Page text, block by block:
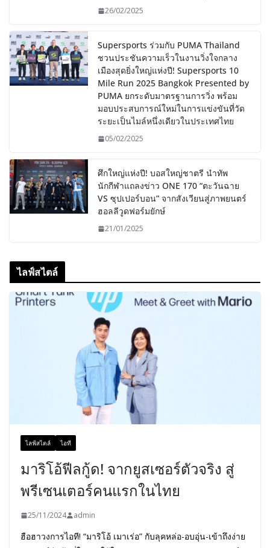
26/02/2025
Supersports ร่วมกับ PUMA Thailand
ชวนประชันความเร็วในงานวิ่งใจกลาง
เมืองสุดยิ่งใหญ่แห่งปี! Supersports 10
Mile Run 2025 Bangkok Presented by
PUMA ยกระดับมาตรฐานการวิ่ง พร้อม
มอบประสบการณ์ใหม่ในการแข่งขันที่วัด
ระยะเป็นไมล์หนึ่งเดียวในประเทศไทย
05/02/2025
ศึกใหญ่แห่งปี! บอสใหญ่ชาตรี นำทัพ
นักกีฬาแถลงข่าว ONE 170 “ตะวันฉาย
VS ซุปเปอร์บอน” จากสังเวียนสู่ภาพยนตร์
ฮอลลีวูดฟอร์มยักษ์
21/01/2025
ไลฟ์สไตล์
ไลฟ์สไตล์ ไอที
มาริโอ้ฟีลกู้ด! จากยูสเซอร์ตัวจริง สู่
พรีเซนเตอร์คนแรกในไทย
25/11/2024 admin
ฮือฮาวงการไอที! “มาริโอ้ เมาเร่อ” กับลุคหล่อ-อบอุ่น-เข้าถึงง่าย